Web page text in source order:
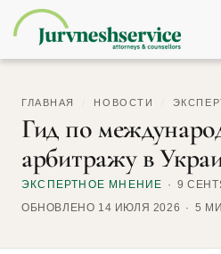
ГЛАВНАЯ НОВОСТИ
Гид по
арбитражу в
ЭКСПЕРТНОЕ МНЕНИЕ
9
ОБНОВЛЕНО 14 ИЮЛЯ 2026
5